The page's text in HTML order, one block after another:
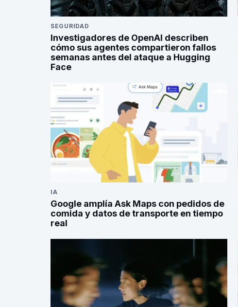
SEGURIDAD
Investigadores de OpenAI describen
cómo sus agentes compartieron fallos
semanas antes del ataque a Hugging
Face
IA
Google amplía Ask Maps con pedidos de
comida y datos de transporte en tiempo
real